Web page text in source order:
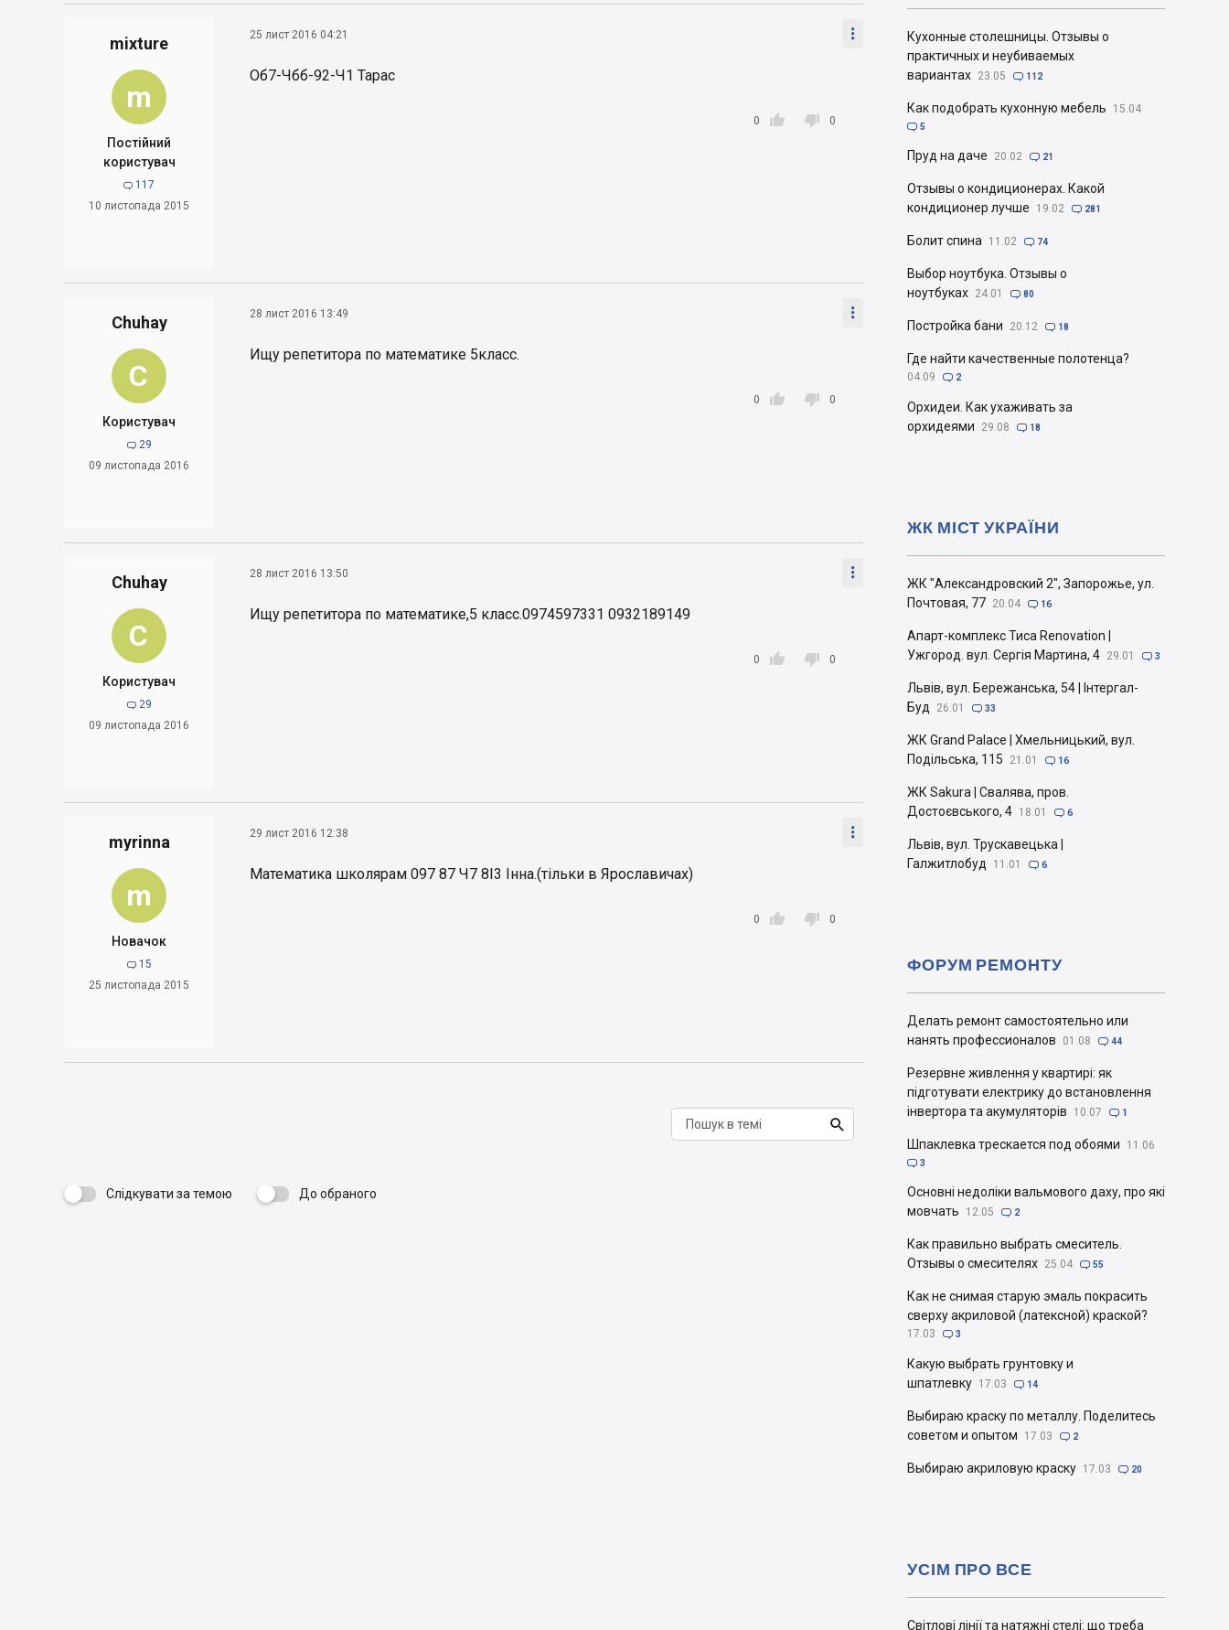
mixture
m
Постійний
користувач
 117
10 листопада 2015
25 лист 2016 04:21 
Об7-Чбб-92-Ч1 Тарас

0  0
Chuhay
C
Користувач
 29
09 листопада 2016
28 лист 2016 13:49 
Ищу репетитора по математике 5класс.

0  0
Chuhay
C
Користувач
 29
09 листопада 2016
28 лист 2016 13:50 
Ищу репетитора по математике,5 класс.0974597331 0932189149

0  0
myrinna
m
Новачок
 15
25 листопада 2015
29 лист 2016 12:38 
Математика школярам 097 87 Ч7 8І3 Інна.(тільки в Ярославичах)

0  0

Слідкувати за темою  До обраного
Кухонные столешницы. Отзывы о
практичных и неубиваемых
вариантах 23.05  112
Как подобрать кухонную мебель 15.04
 5
Пруд на даче 20.02  21
Отзывы о кондиционерах. Какой
кондиционер лучше
19.02  281
Болит спина 11.02  74
Выбор ноутбука. Отзывы о
ноутбуках 24.01  80
Постройка бани 20.12  18
Где найти качественные полотенца?
04.09  2
Орхидеи. Как ухаживать за
орхидеями
29.08  18
ЖК "Александровский 2", Запорожье, ул.
Почтовая, 77 20.04  16
Апарт-комплекс Тиса Renovation |
Ужгород. вул. Сергія Мартина, 4 29.01  3
Львів, вул. Бережанська, 54 | Інтергал-
Буд
26.01  33
ЖК Grand Palace | Хмельницький, вул.
Подільська, 115
21.01  16
ЖК Sakura | Свалява, пров.
Достоєвського, 4 18.01  6
Львів, вул. Трускавецька |
Галжитлобуд
11.01  6
ЖК МІСТ УКРАЇНИ
Делать ремонт самостоятельно или
нанять профессионалов
01.08  44
Резервне живлення у квартирі: як
підготувати електрику до встановлення
інвертора та акумуляторів
10.07  1
Шпаклевка трескается под обоями 11.06
 3
Основні недоліки вальмового даху, про які
мовчать
12.05  2
Как правильно выбрать смеситель.
Отзывы о смесителях 25.04  55
Как не снимая старую эмаль покрасить
сверху акриловой (латексной) краской?
17.03  3
Какую выбрать грунтовку и
шпатлевку 17.03  14
Выбираю краску по металлу. Поделитесь
советом и опытом
17.03  2
Выбираю акриловую краску 17.03  20
ФОРУМ РЕМОНТУ
Світлові лінії та натяжні стелі: що треба
УСІМ ПРО ВСЕ